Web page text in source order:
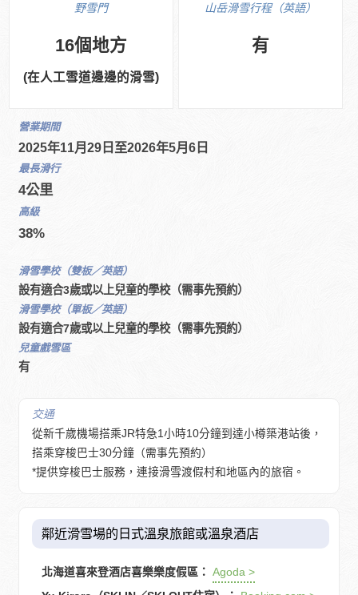
野雪門
16個地方
(在人工雪道邊邊的滑雪)
山岳滑雪行程（英語）
有
營業期間
2025年11月29日至2026年5月6日
最長滑行
4公里
高級
38%
滑雪學校（雙板／英語）
設有適合3歲或以上兒童的學校（需事先預約）
滑雪學校（單板／英語）
設有適合7歲或以上兒童的學校（需事先預約）
兒童戲雪區
有
交通
從新千歲機場搭乘JR特急1小時10分鐘到達小樽築港站後，
搭乘穿梭巴士30分鐘（需事先預約）
*提供穿梭巴士服務，連接滑雪渡假村和地區內的旅宿。
鄰近滑雪場的日式溫泉旅館或溫泉酒店
北海道喜來登酒店喜樂樂度假區： Agoda >